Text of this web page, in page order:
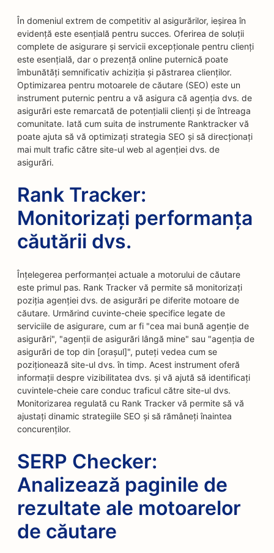
În domeniul extrem de competitiv al asigurărilor, ieșirea în
evidență este esențială pentru succes. Oferirea de soluții
complete de asigurare și servicii excepționale pentru clienți
este esențială, dar o prezență online puternică poate
îmbunătăți semnificativ achiziția și păstrarea clienților.
Optimizarea pentru motoarele de căutare (SEO) este un
instrument puternic pentru a vă asigura că agenția dvs. de
asigurări este remarcată de potențialii clienți și de întreaga
comunitate. Iată cum suita de instrumente Ranktracker vă
poate ajuta să vă optimizați strategia SEO și să direcționați
mai mult trafic către site-ul web al agenției dvs. de
asigurări.
Rank Tracker:
Monitorizați performanța
căutării dvs.
Înțelegerea performanței actuale a motorului de căutare
este primul pas. Rank Tracker vă permite să monitorizați
poziția agenției dvs. de asigurări pe diferite motoare de
căutare. Urmărind cuvinte-cheie specifice legate de
serviciile de asigurare, cum ar fi "cea mai bună agenție de
asigurări", "agenții de asigurări lângă mine" sau "agenția de
asigurări de top din [orașul]", puteți vedea cum se
poziționează site-ul dvs. în timp. Acest instrument oferă
informații despre vizibilitatea dvs. și vă ajută să identificați
cuvintele-cheie care conduc traficul către site-ul dvs.
Monitorizarea regulată cu Rank Tracker vă permite să vă
ajustați dinamic strategiile SEO și să rămâneți înaintea
concurenților.
SERP Checker:
Analizează paginile de
rezultate ale motoarelor
de căutare